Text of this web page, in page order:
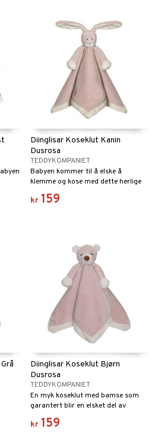
Diinglisar Koseklut Kanin
Dusrosa
TEDDYKOMPANIET
Babyen kommer til å elske å
klemme og kose med dette herlige
kosekluten.
kr 159
Diinglisar Koseklut Bjørn
Dusrosa
TEDDYKOMPANIET
En myk koseklut med bamse som
garantert blir en elsket del av
babyens hverdag.
kr 159